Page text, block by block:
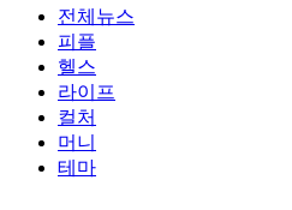
전체뉴스
피플
헬스
라이프
컬처
머니
테마